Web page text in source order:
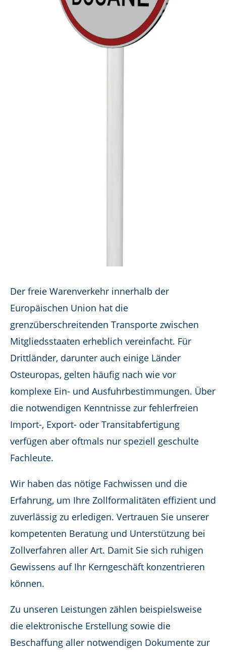
Der freie Warenverkehr innerhalb der
Europäischen Union hat die
grenzüberschreitenden Transporte zwischen
Mitgliedsstaaten erheblich vereinfacht. Für
Drittländer, darunter auch einige Länder
Osteuropas, gelten häufig nach wie vor
komplexe Ein- und Ausfuhrbestimmungen. Über
die notwendigen Kenntnisse zur fehlerfreien
Import-, Export- oder Transitabfertigung
verfügen aber oftmals nur speziell geschulte
Fachleute.
Wir haben das nötige Fachwissen und die
Erfahrung, um Ihre Zollformalitäten effizient und
zuverlässig zu erledigen. Vertrauen Sie unserer
kompetenten Beratung und Unterstützung bei
Zollverfahren aller Art. Damit Sie sich ruhigen
Gewissens auf Ihr Kerngeschäft konzentrieren
können.
Zu unseren Leistungen zählen beispielsweise
die elektronische Erstellung sowie die
Beschaffung aller notwendigen Dokumente zur